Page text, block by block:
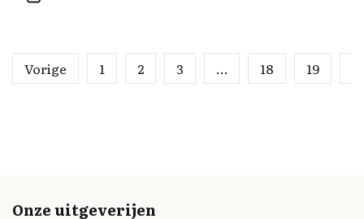
Vorige 1 2 3 … 18 19
Onze uitgeverijen